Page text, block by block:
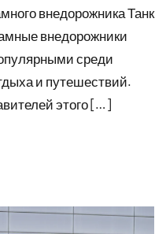
внедорожника Танк
внедорожники
среди
и путешествий.
этого […]